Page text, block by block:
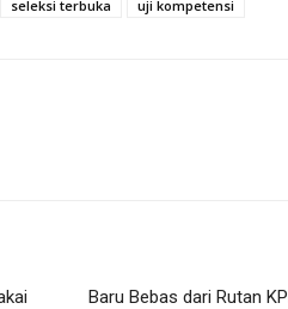
seleksi terbuka uji kompetensi
Baru Bebas dari Rutan